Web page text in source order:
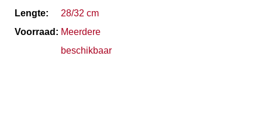
Lengte:
Voorraad:
28/32 cm
Meerdere
beschikbaar